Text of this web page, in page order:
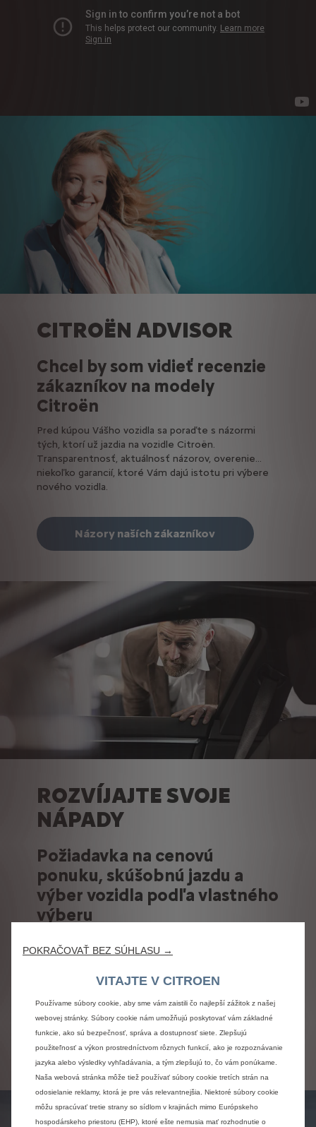
CITROËN ADVISOR
Chcel by som vidieť recenzie
zákazníkov na modely
Citroën
Pred kúpou Vášho vozidla sa poraďte s názormi
tých, ktorí už jazdia na vozidle Citroën.
Transparentnosť, aktuálnosť názorov, overenie...
niekoľko garancií, ktoré Vám dajú istotu pri výbere
nového vozidla.
Názory naších zákazníkov
ROZVÍJAJTE SVOJE
NÁPADY
Požiadavka na cenovú
ponuku, skúšobnú jazdu a
výber vozidla podľa vlastného
výberu
domova.
modelom podľa Vášho výberu u Vami zvoleného
Požiadať o cenovú
ponuku
Rezervovať
testovaciu jazdu
POKRAČOVAŤ BEZ SÚHLASU →
VITAJTE V CITROEN
Používame súbory cookie, aby sme vám zaistili čo najlepší zážitok z našej
webovej stránky. Súbory cookie nám umožňujú poskytovať vám základné
funkcie, ako sú bezpečnosť, správa a dostupnosť siete. Zlepšujú
použiteľnosť a výkon prostredníctvom rôznych funkcií, ako je rozpoznávanie
jazyka alebo výsledky vyhľadávania, a tým zlepšujú to, čo vám ponúkame.
Naša webová stránka môže tiež používať súbory cookie tretích strán na
odosielanie reklamy, ktorá je pre vás relevantnejšia. Niektoré súbory cookie
môžu spracúvať tretie strany so sídlom v krajinách mimo Európskeho
hospodárskeho priestoru (EHP), ktoré ešte nemusia mať rozhodnutie o